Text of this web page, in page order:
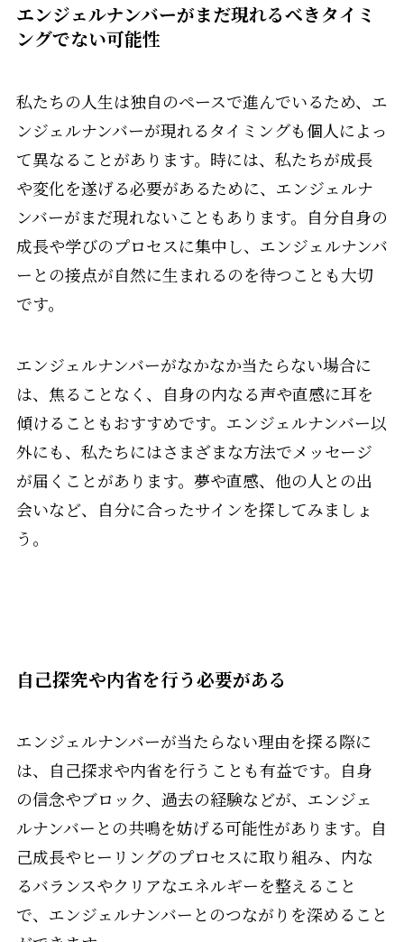
エンジェルナンバーがまだ現れるべきタイミ
ングでない可能性
私たちの人生は独自のペースで進んでいるため、エ
ンジェルナンバーが現れるタイミングも個人によっ
て異なることがあります。時には、私たちが成長
や変化を遂げる必要があるために、エンジェルナ
ンバーがまだ現れないこともあります。自分自身の
成長や学びのプロセスに集中し、エンジェルナンバ
ーとの接点が自然に生まれるのを待つことも大切
です。
エンジェルナンバーがなかなか当たらない場合に
は、焦ることなく、自身の内なる声や直感に耳を
傾けることもおすすめです。エンジェルナンバー以
外にも、私たちにはさまざまな方法でメッセージ
が届くことがあります。夢や直感、他の人との出
会いなど、自分に合ったサインを探してみましょ
う。
自己探究や内省を行う必要がある
エンジェルナンバーが当たらない理由を探る際に
は、自己探求や内省を行うことも有益です。自身
の信念やブロック、過去の経験などが、エンジェ
ルナンバーとの共鳴を妨げる可能性があります。自
己成長やヒーリングのプロセスに取り組み、内な
るバランスやクリアなエネルギーを整えること
で、エンジェルナンバーとのつながりを深めること